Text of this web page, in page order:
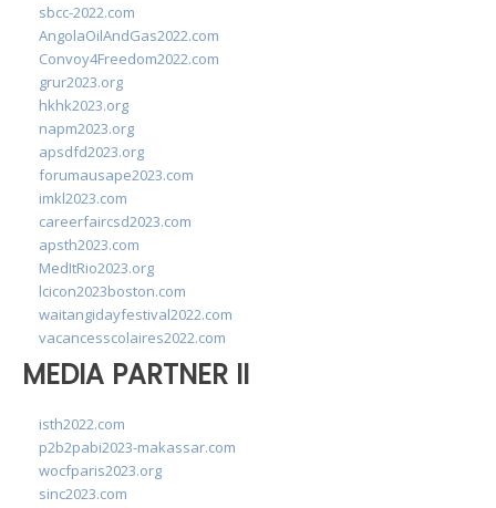
sbcc-2022.com
AngolaOilAndGas2022.com
Convoy4Freedom2022.com
grur2023.org
hkhk2023.org
napm2023.org
apsdfd2023.org
forumausape2023.com
imkl2023.com
careerfaircsd2023.com
apsth2023.com
MedItRio2023.org
lcicon2023boston.com
waitangidayfestival2022.com
vacancesscolaires2022.com
MEDIA PARTNER II
isth2022.com
p2b2pabi2023-makassar.com
wocfparis2023.org
sinc2023.com